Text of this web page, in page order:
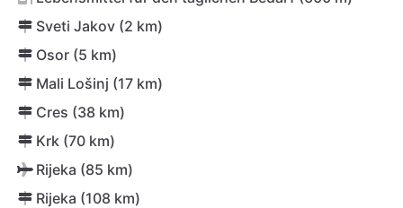
Sveti Jakov (2 km)
Osor (5 km)
Mali Lošinj (17 km)
Cres (38 km)
Krk (70 km)
Rijeka (85 km)
Rijeka (108 km)